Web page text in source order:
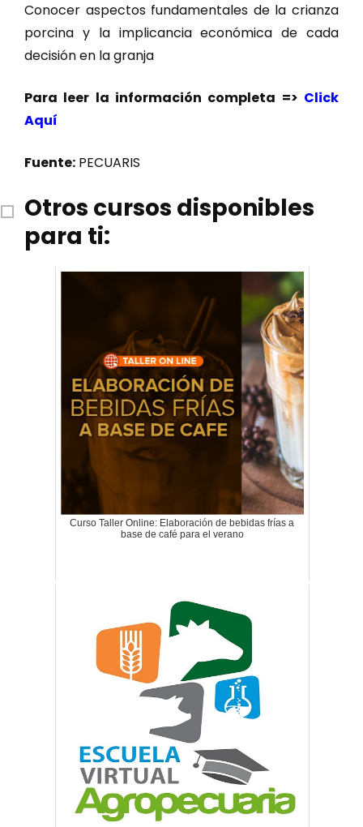
Conocer aspectos fundamentales de la crianza
porcina y la implicancia económica de cada
decisión en la granja
Para leer la información completa => Click
Aquí
Fuente: PECUARIS
Otros cursos disponibles
para ti:
Curso Taller Online: Elaboración de bebidas frías a
base de café para el verano